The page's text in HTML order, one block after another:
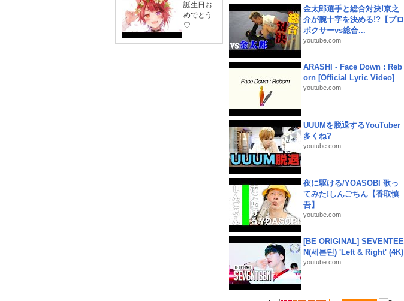
誕生日お
めでとう
♡
金太郎選手と総合対決!京之
介が腕十字を決める!?【プロ
ボクサーvs総合...
youtube.com
ARASHI - Face Down : Reb
orn [Official Lyric Video]
youtube.com
UUUMを脱退するYouTuber
多くね?
youtube.com
夜に駆ける/YOASOBI 歌っ
てみた!しんごちん【香取慎
吾】
youtube.com
[BE ORIGINAL] SEVENTEE
N(세븐틴) 'Left & Right' (4K)
youtube.com